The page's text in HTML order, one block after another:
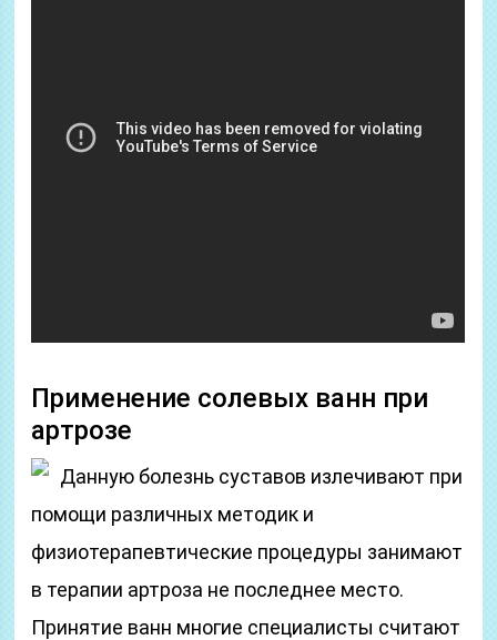
Применение солевых ванн при
артрозе
Данную болезнь суставов излечивают при
помощи различных методик и
физиотерапевтические процедуры занимают
в терапии артроза не последнее место.
Принятие ванн многие специалисты считают